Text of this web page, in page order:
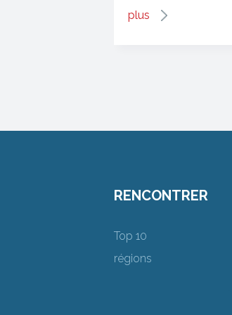
plus
RENCONTRER
Top 10
régions